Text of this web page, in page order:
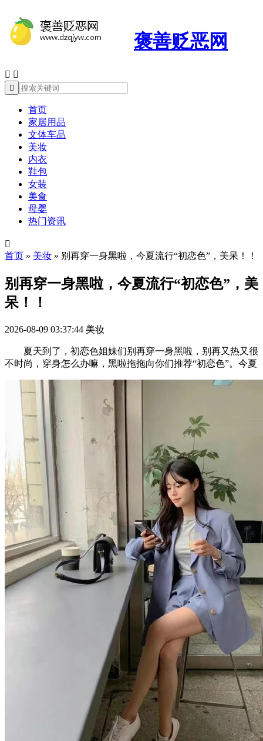
褒善贬恶网
 

首页
家居用品
文体车品
美妆
内衣
鞋包
女装
美食
母婴
热门资讯

首页 » 美妆 » 别再穿一身黑啦，今夏流行“初恋色”，美呆！！
别再穿一身黑啦，今夏流行“初恋色”，美
呆！！
2026-08-09 03:37:44 美妆
夏天到了，初恋色姐妹们别再穿一身黑啦，别再又热又很
不时尚，穿身怎么办嘛，黑啦拖拖向你们推荐“初恋色”。今夏